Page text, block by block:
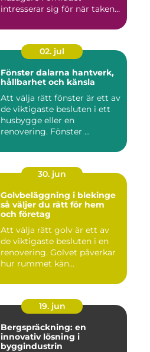
intresserar sig för när taken
02. jul
Fönster dalarna hantverk,
hållbarhet och känsla
Att välja rätt fönster är ett av
de viktigaste besluten i ett
husbygge eller en
renovering. Fönster ...
30. jun
Golvbeläggning i blekinge
så väljer du rätt för hem
och företag
Att välja rätt golv är ett av
de viktigaste besluten i en
renovering. Golvet påverkar
hur rummet kän...
19. jun
Bergspräckning: en
innovativ lösning i
byggindustrin